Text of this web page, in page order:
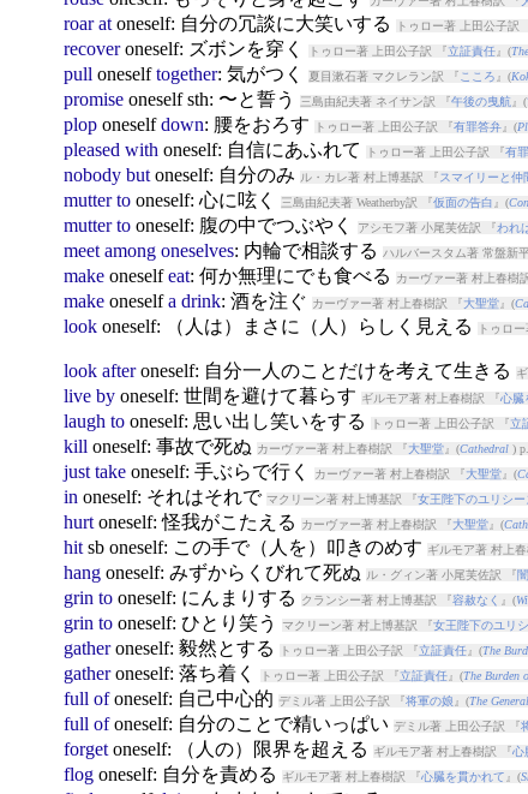
roar at oneself: 自分の冗談に大笑いする トゥロー著 上田公子訳
recover oneself: ズボンを穿く トゥロー著 上田公子訳 『 立証責任』(
pull oneself together: 気がつく 夏目漱石著 マクレラン訳 『 こころ 』(
promise oneselfsth: 〜と誓う 三島由紀夫著 ネイサン訳 『午後の曳航』(
plop oneself down: 腰をおろす トゥロー著 上田公子訳 『有罪答弁』(
pleased with oneself: 自信にあふれて トゥロー著 上田公子訳 『有
nobody but oneself: 自分のみ ル・カレ著 村上博基訳 『 スマイリーと仲
mutter to oneself: 心に呟く 三島由紀夫著 Weatherby訳 『仮面の告白 』(
mutter to oneself: 腹の中でつぶやく アシモフ著 小尾芙佐訳 『われ
meet among oneselves: 内輪で相談する ハルバースタム著 常盤新
make oneself eat: 何か無理にでも食べる カーヴァー著 村上春樹
make oneself a drink: 酒を注ぐ カーヴァー著 村上春樹訳 『 大聖堂』(
look oneself: （人は）まさに（人）らしく見える トゥロ
look after oneself: 自分一人のことだけを考えて生きる
live by oneself: 世間を避けて暮らす ギルモア著 村上春樹訳 『心臓
laugh to oneself: 思い出し笑いをする トゥロー著 上田公子訳 『 立
kill oneself: 事故で死ぬ カーヴァー著 村上春樹訳 『 大聖堂』(Cathedral) p.
just take oneself: 手ぶらで行く カーヴァー著 村上春樹訳 『 大聖堂』(
in oneself: それはそれで マクリーン著 村上博基訳 『女王陛下のユリシー
hurt oneself: 怪我がこたえる カーヴァー著 村上春樹訳 『 大聖堂』(
hitsb oneself: この手で（人を）叩きのめす ギルモア著 村上春
hang oneself: みずからくびれて死ぬ ル・グィン著 小尾芙佐訳 『
grin to oneself: にんまりする クランシー著 村上博基訳 『容赦なく 』(
grin to oneself: ひとり笑う マクリーン著 村上博基訳 『女王陛下のユリ
gather oneself: 毅然とする トゥロー著 上田公子訳 『 立証責任』(The
gather oneself: 落ち着く トゥロー著 上田公子訳 『 立証責任』(The Burden
full of oneself: 自己中心的 デミル著 上田公子訳 『将軍の娘 』(The
full of oneself: 自分のことで精いっぱい デミル著 上田公子訳 『
forget oneself: （人の）限界を超える ギルモア著 村上春樹訳 『心
flog oneself: 自分を責める ギルモア著 村上春樹訳 『心臓を貫かれて 』(